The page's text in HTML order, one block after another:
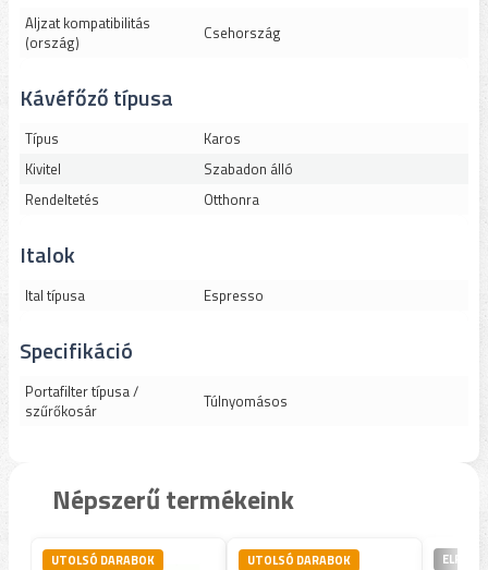
Aljzat kompatibilitás
(ország)
Csehország
Kávéfőző típusa
Típus
Karos
Kivitel
Szabadon álló
Rendeltetés
Otthonra
Italok
Ital típusa Espresso
Specifikáció
Portafilter típusa /
szűrőkosár
Túlnyomásos
Népszerű termékeink
UTOLSÓ DARABOK UTOLSÓ DARABOK